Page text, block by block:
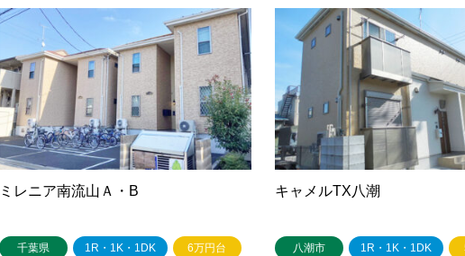
ミレニア南流山Ａ・B
千葉県 1R・1K・1DK 6万円台
キャメルTX八潮
八潮市 1R・1K・1DK